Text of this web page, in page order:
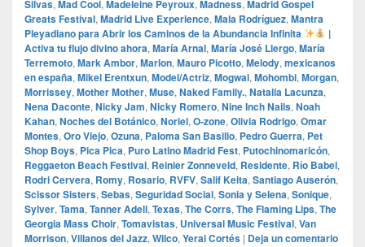
Silvas, Mad Cool, Madeleine Peyroux, Madness, Madrid Gospel
Greats Festival, Madrid Live Experience, Mala Rodríguez, Mantra
Pleyadiano para Abrir los Caminos de la Abundancia Infinita
|
Activa tu flujo divino ahora, María Arnal, María José Llergo, María
Terremoto, Mark Ambor, Marlon, Mauro Picotto, Melody, mexicanos
en españa, Mikel Erentxun, Model/Actriz, Mogwai, Mohombi, Morgan,
Morrissey, Mother Mother, Muse, Naked Family., Natalia Lacunza,
Nena Daconte, Nicky Jam, Nicky Romero, Nine Inch Nails, Noah
Kahan, Noches del Botánico, Noriel, O‑zone, Olivia Rodrigo, Omar
Montes, Oro Viejo, Ozuna, Paloma San Basilio, Pedro Guerra, Pet
Shop Boys, Pica Pica, Puro Latino Madrid Fest, Putochinomaricón,
Reggaeton Beach Festival, Reinier Zonneveld, Residente, Río Babel,
Rodri Cervera, Romy, Rosario, RVFV, Salif Keita, Santiago Auserón,
Scissor Sisters, Sebas, Seguridad Social, Sonia y Selena, Sonique,
Sylver, Tama, Tanner Adell, Texas, The Corrs, The Flaming Lips, The
Georgia Mass Choir, Tomavistas, Universal Music Festival, Van
Morrison, Villanos del Jazz, Wilco, Yerai Cortés | Deja un comentario